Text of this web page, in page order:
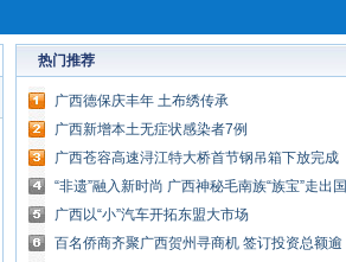
热门推荐
广西德保庆丰年 土布绣传承
广西新增本土无症状感染者7例
广西苍容高速浔江特大桥首节钢吊箱下放完成
“非遗”融入新时尚 广西神秘毛南族“族宝”走出国
门
广西以“小”汽车开拓东盟大市场
百名侨商齐聚广西贺州寻商机 签订投资总额逾